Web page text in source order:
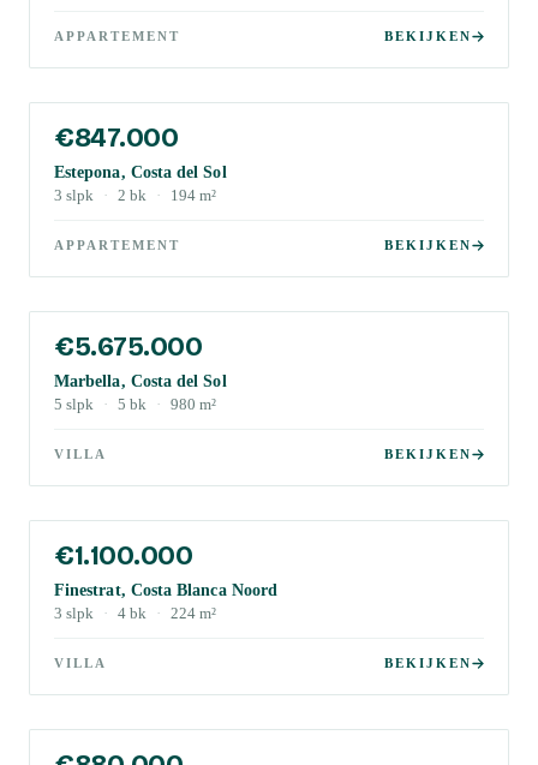
APPARTEMENT BEKIJKEN
€847.000
Estepona, Costa del Sol
3 slpk · 2 bk · 194 m²
APPARTEMENT BEKIJKEN
€5.675.000
Marbella, Costa del Sol
5 slpk · 5 bk · 980 m²
VILLA BEKIJKEN
€1.100.000
Finestrat, Costa Blanca Noord
3 slpk · 4 bk · 224 m²
VILLA BEKIJKEN